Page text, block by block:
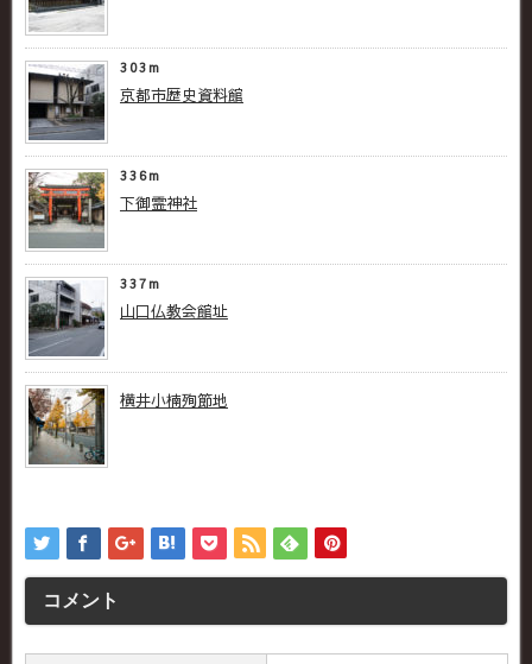
303m
京都市歴史資料館
336m
下御霊神社
337m
山口仏教会館址
横井小楠殉節地
コメント